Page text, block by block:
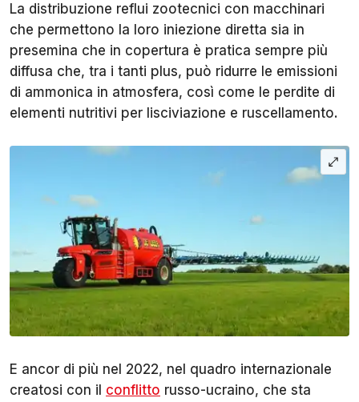
La distribuzione reflui zootecnici con macchinari
che permettono la loro iniezione diretta sia in
presemina che in copertura è pratica sempre più
diffusa che, tra i tanti plus, può ridurre le emissioni
di ammonica in atmosfera, così come le perdite di
elementi nutritivi per lisciviazione e ruscellamento.
E ancor di più nel 2022, nel quadro internazionale
creatosi con il conflitto russo-ucraino, che sta